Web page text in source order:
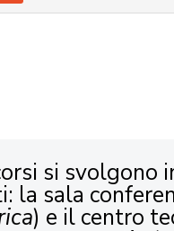
si svolgono
la sala
) e il centro